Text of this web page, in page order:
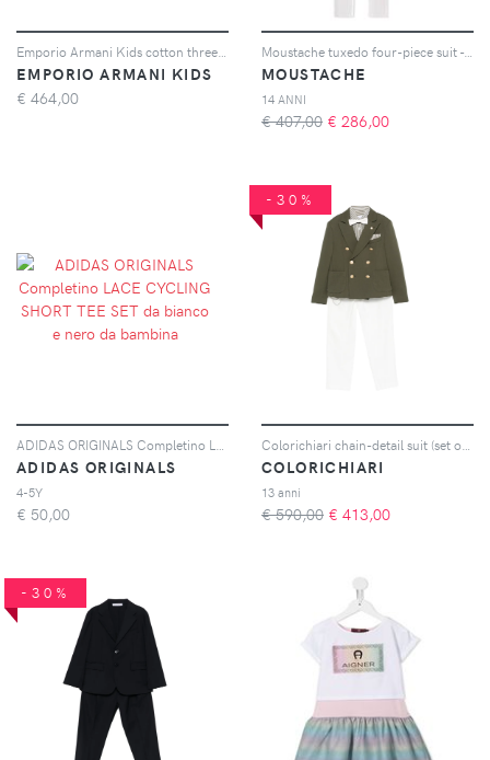
EMPORIO ARMANI KIDS
€ 464,00
MOUSTACHE
14 ANNI
€ 407,00 € 286,00
ADIDAS ORIGINALS
4-5Y
€ 50,00
-30%
COLORICHIARI
13 anni
€ 590,00 € 413,00
-30%